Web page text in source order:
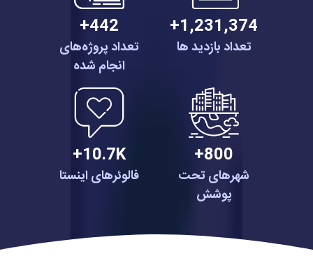
1,231,374+
تعداد بازدید ها
442+
تعداد پروژه‌های
انجام شده
800+
شهرهای تحت
پوشش
10.7K+
فالوئرهای اینستا